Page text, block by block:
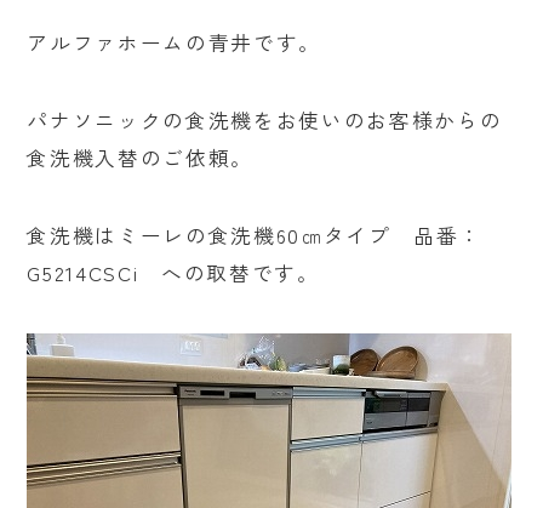
アルファホームの青井です。
パナソニックの食洗機をお使いのお客様からの
食洗機入替のご依頼。
食洗機はミーレの食洗機60㎝タイプ 品番：
G5214CSCi への取替です。